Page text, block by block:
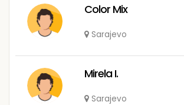
Color Mix
Sarajevo
Mirela I.
Sarajevo